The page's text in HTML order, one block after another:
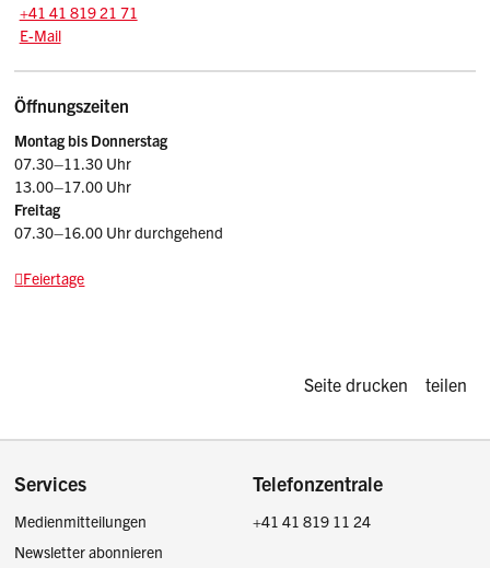
Tel.:
+41 41 819 21 71
E-Mail: schiff.vasz
E-Mail
Öffnungszeiten
Montag bis Donnerstag
07.30–11.30 Uhr
13.00–17.00 Uhr
Freitag
07.30–16.00 Uhr durchgehend
Feiertage
Diese Seite
Seite drucken teilen
Footer
Services
Medienmitteilungen
Newsletter abonnieren
Telefonzentrale
+41 41 819 11 24